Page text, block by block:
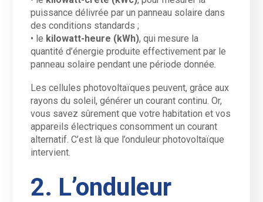
puissance délivrée par un panneau solaire dans
des conditions standards ;
• le kilowatt-heure (kWh), qui mesure la
quantité d’énergie produite effectivement par le
panneau solaire pendant une période donnée.
Les cellules photovoltaïques peuvent, grâce aux
rayons du soleil, générer un courant continu. Or,
vous savez sûrement que votre habitation et vos
appareils électriques consomment un courant
alternatif. C’est là que l’onduleur photovoltaïque
intervient.
2. L’onduleur